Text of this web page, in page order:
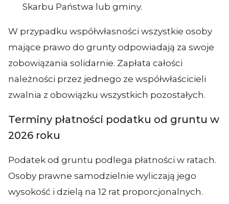
Skarbu Państwa lub gminy.
W przypadku współwłasności wszystkie osoby
mające prawo do grunty odpowiadają za swoje
zobowiązania solidarnie. Zapłata całości
należności przez jednego ze współwłaścicieli
zwalnia z obowiązku wszystkich pozostałych.
Terminy płatności podatku od gruntu w
2026 roku
Podatek od gruntu podlega płatności w ratach.
Osoby prawne samodzielnie wyliczają jego
wysokość i dzielą na 12 rat proporcjonalnych.